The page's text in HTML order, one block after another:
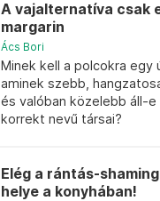
A vajalternatíva csak
margarin
Ács Bori
Minek kell a polcokra egy
aminek szebb,
és valóban közelebb áll-e
korrekt nevű társai?
Elég a rántás-
helye a konyhában!